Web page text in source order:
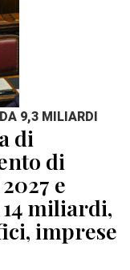
9,3 MILIARDI
di
di
e
miliardi,
imprese